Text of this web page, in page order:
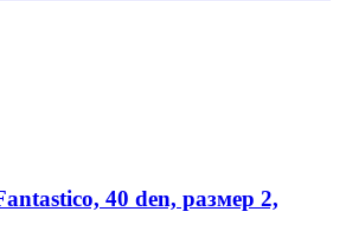
40 den, размер 2,